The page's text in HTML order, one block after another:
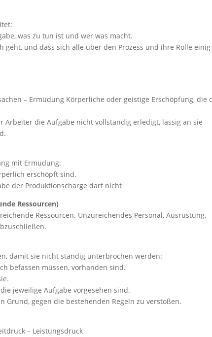
was zu tun ist und wer was macht.
geht, und dass sich alle über den Prozess und ihre Rolle einig
– Ermüdung Körperliche oder geistige Erschöpfung, die
die Aufgabe nicht vollständig erledigt, lässig an sie
mit Ermüdung:
erschöpft sind.
der Produktionscharge darf nicht
Ressourcen)
Ressourcen. Unzureichendes Personal, Ausrüstung,
damit sie nicht ständig unterbrochen werden:
befassen müssen, vorhanden sind.
jeweilige Aufgabe vorgesehen sind.
Grund, gegen die bestehenden Regeln zu verstoßen.
– Leistungsdruck